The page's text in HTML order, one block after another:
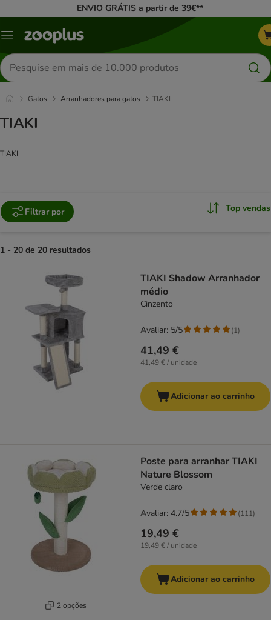
ENVIO GRÁTIS a partir de 39€**
Menu
Pesquisar
produtos
Gatos Arranhadores para gatos TIAKI
TIAKI
TIAKI
Filtrar por Top vendas
1 - 20 de 20 resultados
TIAKI Shadow Arranhador
médio
Cinzento
41,49 €
41,49 € / unidade
Avaliar: 5/5 (1)
Adicionar ao carrinho
2 opções
Poste para arranhar TIAKI
Nature Blossom
Verde claro
19,49 €
19,49 € / unidade
Avaliar: 4.7/5 (111)
Adicionar ao carrinho